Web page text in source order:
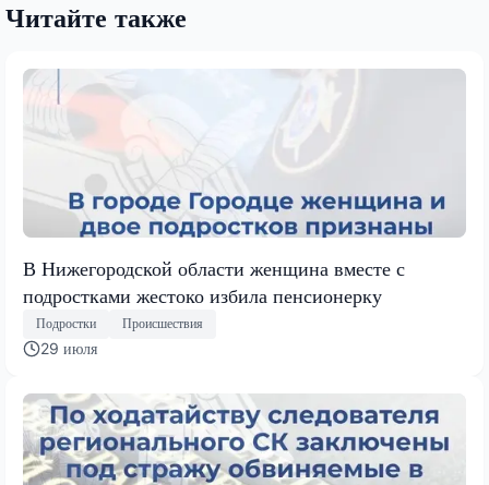
Читайте также
В Нижегородской области женщина вместе с
подростками жестоко избила пенсионерку
Подростки Происшествия
29 июля